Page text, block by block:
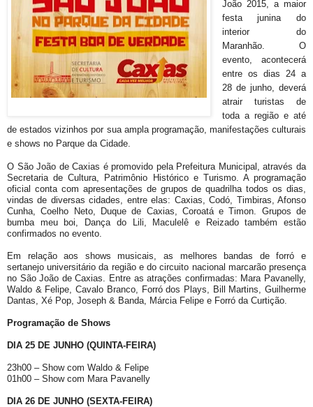
João 2015, a maior
festa junina do
interior do
Maranhão. O
evento, acontecerá
entre os dias 24 a
28 de junho, deverá
atrair turistas de
toda a região e até
de estados vizinhos por sua ampla programação, manifestações culturais
e shows no Parque da Cidade.
O São João de Caxias é promovido pela Prefeitura Municipal, através da
Secretaria de Cultura, Patrimônio Histórico e Turismo. A programação
oficial conta com apresentações de grupos de quadrilha todos os dias,
vindas de diversas cidades, entre elas: Caxias, Codó, Timbiras, Afonso
Cunha, Coelho Neto, Duque de Caxias, Coroatá e Timon. Grupos de
bumba meu boi, Dança do Lili, Maculelê e Reizado tambémestão
confirmados no evento.
Em relação aos shows musicais, as melhores bandas de forró e
sertanejo universitário da região e do circuito nacional marcarão presença
no São João de Caxias. Entre as atrações confirmadas: Mara Pavanelly,
Waldo & Felipe, Cavalo Branco, Forró dos Plays, Bill Martins, Guilherme
Dantas, Xé Pop, Joseph & Banda, Márcia Felipe e Forró da Curtição.
Programação de Shows
DIA 25 DE JUNHO (QUINTA-FEIRA)
23h00 – Show com Waldo & Felipe
01h00 – Show com Mara Pavanelly
DIA 26 DE JUNHO (SEXTA-FEIRA)